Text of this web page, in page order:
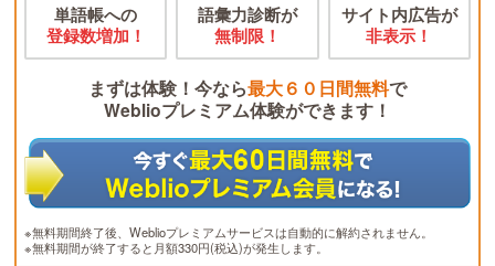
単語帳への
登録数増加！
語彙力診断が
無制限！
サイト内広告が
非表示！
まずは体験！今なら最大６０日間無料で
Weblioプレミアム体験ができます！
※無料期間終了後、Weblioプレミアムサービスは自動的に解約されません。
※無料期間が終了すると月額330円(税込)が発生します。